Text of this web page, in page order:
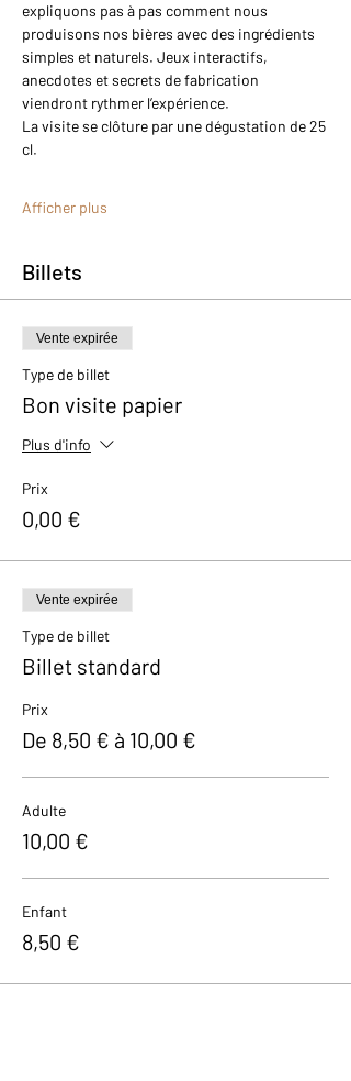
expliquons pas à pas comment nous
produisons nos bières avec des ingrédients
simples et naturels. Jeux interactifs,
anecdotes et secrets de fabrication
viendront rythmer l’expérience.
La visite se clôture par une dégustation de 25
cl.
Afficher plus
Billets
Vente expirée
Type de billet
Bon visite papier
Plus d'info
Prix
0,00 €
Vente expirée
Type de billet
Billet standard
Prix
De 8,50 € à 10,00 €
Adulte
10,00 €
Enfant
8,50 €